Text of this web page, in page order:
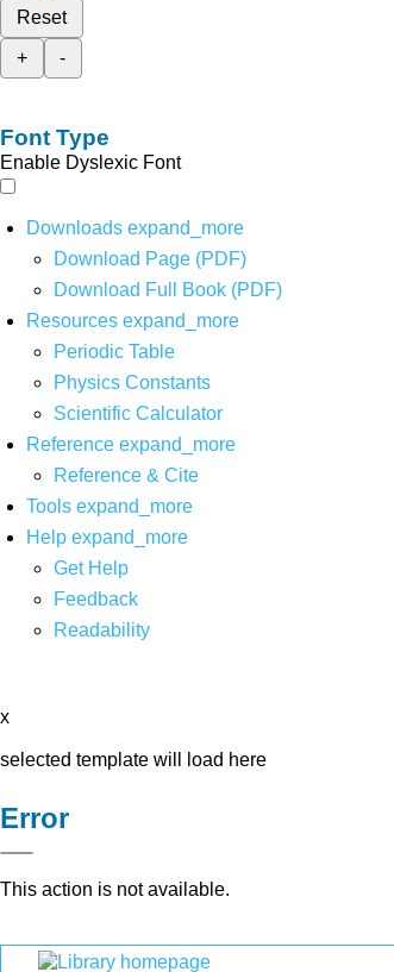
Reset
+
-
Font Type
Enable Dyslexic Font
Downloads expand_more
Download Page (PDF)
Download Full Book (PDF)
Resources expand_more
Periodic Table
Physics Constants
Scientific Calculator
Reference expand_more
Reference & Cite
Tools expand_more
Help expand_more
Get Help
Feedback
Readability
x
selected template will load here
Error
This action is not available.